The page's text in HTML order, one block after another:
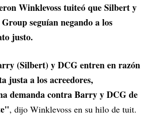
Winklevoss tuiteó que Silbert y
seguían negando a los
justo.
(Silbert) y DCG entren en razón
justa a los acreedores,
demanda contra Barry y DCG de
, dijo Winklevoss en su hilo de tuit.